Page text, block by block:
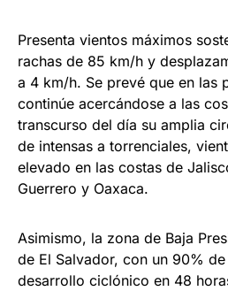
Presenta vientos máximos
rachas de 85 km/h y
a 4 km/h. Se prevé que en las
continúe acercándose a las
transcurso del día su amplia
de intensas a torrenciales,
elevado en las costas de
Guerrero y Oaxaca.
Asimismo, la zona de Baja
de El Salvador, con un 90%
desarrollo ciclónico en 48